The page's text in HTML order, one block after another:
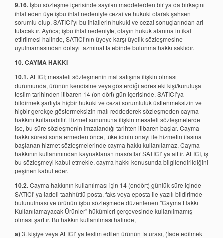
9.16. İşbu sözleşme içerisinde sayılan maddelerden bir ya da birkaçını
ihlal eden üye işbu ihlal nedeniyle cezai ve hukuki olarak şahsen
sorumlu olup, SATICI’yı bu ihlallerin hukuki ve cezai sonuçlarından ari
tutacaktır. Ayrıca; işbu ihlal nedeniyle, olayın hukuk alanına intikal
ettirilmesi halinde, SATICI’nın üyeye karşı üyelik sözleşmesine
uyulmamasından dolayı tazminat talebinde bulunma hakkı saklıdır.
10. CAYMA HAKKI
10.1.ALICI; mesafeli sözleşmenin mal satışına ilişkin olması
durumunda, ürünün kendisine veya gösterdiği adresteki kişi/kuruluşa
teslim tarihinden itibaren 14 (on dört) gün içerisinde, SATICI’ya
bildirmek şartıyla hiçbir hukuki ve cezai sorumluluk üstlenmeksizin ve
hiçbir gerekçe göstermeksizin malı reddederek sözleşmeden cayma
hakkını kullanabilir. Hizmet sunumuna ilişkin mesafeli sözleşmelerde
ise, bu süre sözleşmenin imzalandığı tarihten itibaren başlar. Cayma
hakkı süresi sona ermeden önce, tüketicinin onayı ile hizmetin ifasına
başlanan hizmet sözleşmelerinde cayma hakkı kullanılamaz. Cayma
hakkının kullanımından kaynaklanan masraflar SATICI’ ya aittir. ALICI, iş
bu sözleşmeyi kabul etmekle, cayma hakkı konusunda bilgilendirildiğini
peşinen kabul eder.
10.2.Cayma hakkının kullanılması için 14 (ondört) günlük süre içinde
SATICI' ya iadeli taahhütlü posta, faks veya eposta ile yazılı bildirimde
bulunulması ve ürünün işbu sözleşmede düzenlenen "Cayma Hakkı
Kullanılamayacak Ürünler" hükümleri çerçevesinde kullanılmamış
olması şarttır. Bu hakkın kullanılması halinde,
a)3. kişiye veya ALICI’ ya teslim edilen ürünün faturası, (İade edilmek